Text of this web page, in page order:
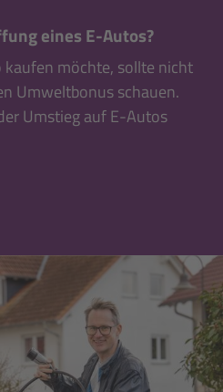
eines E-Autos?
möchte, sollte nicht
Umweltbonus schauen.
Umstieg auf E-Autos